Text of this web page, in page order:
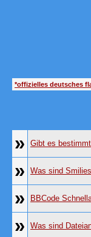
*offizielles deutsches
»
Gibt es
» Was sind
» BBCode
» Was sind